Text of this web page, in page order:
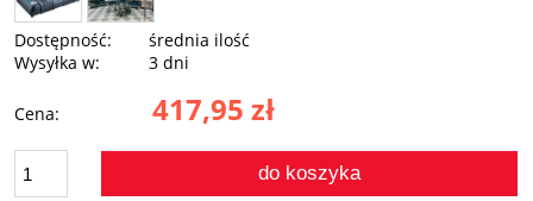
Dostępność:
średnia ilość
Wysyłka w:
3 dni
Cena: 417,95 zł
do koszyka